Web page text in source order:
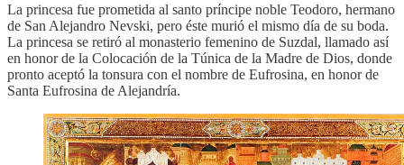
La princesa fue prometida al santo príncipe noble Teodoro, hermano
de San Alejandro Nevski, pero éste murió el mismo día de su boda.
La princesa se retiró al monasterio femenino de Suzdal, llamado así
en honor de la Colocación de la Túnica de la Madre de Dios, donde
pronto aceptó la tonsura con el nombre de Eufrosina, en honor de
Santa Eufrosina de Alejandría.